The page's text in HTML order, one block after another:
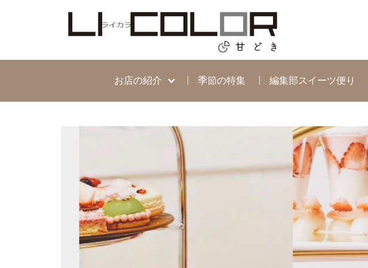
お店の紹介 季節の特集 編集部スイーツ便り